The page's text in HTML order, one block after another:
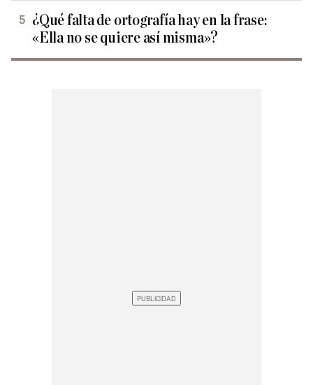
¿Qué falta de ortografía hay en la frase:
«Ella no se quiere así misma»?